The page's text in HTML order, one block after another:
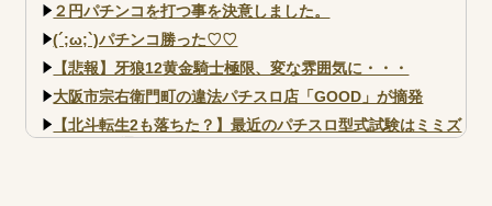
２円パチンコを打つ事を決意しました。
(´;ω;`)パチンコ勝った♡♡
【悲報】牙狼12黄金騎士極限、変な雰囲気に・・・
大阪市宗右衛門町の違法パチスロ店「GOOD」が摘発
【北斗転生2も落ちた？】最近のパチスロ型式試験はミミズ
的な何かが通りにく...